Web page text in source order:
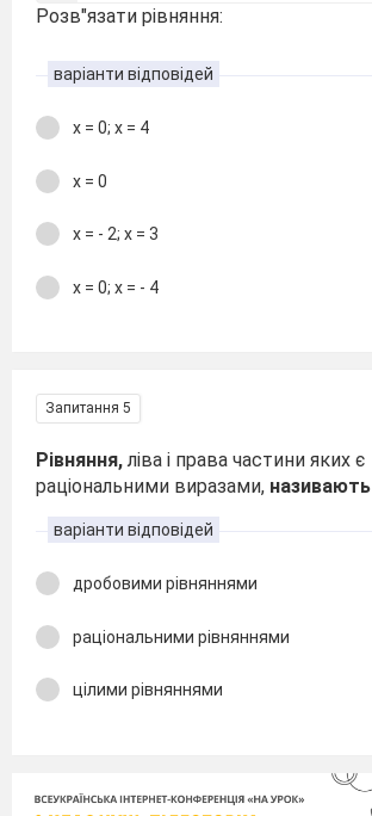
Розв"язати рівняння:
варіанти відповідей
х = 0; х = 4
х = 0
х = - 2; х = 3
х = 0; х = - 4
Запитання 5
Рівняння,ліва і права частини яких є
раціональними виразами, називають
варіанти відповідей
дробовими рівняннями
раціональними рівняннями
цілими рівняннями